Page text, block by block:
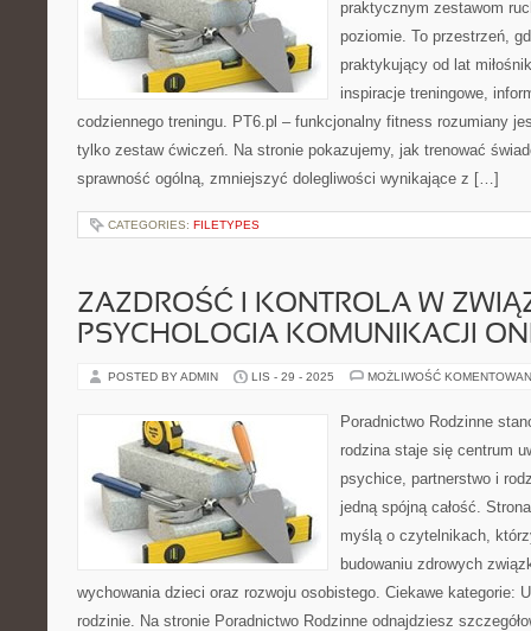
praktycznym zestawom
poziomie. To przestrzeń,
praktykujący od lat
inspiracje treningowe,
codziennego treningu. PT6.pl – funkcjonalny fitness rozumiany
tylko zestaw ćwiczeń. Na stronie pokazujemy, jak trenować
sprawność ogólną, zmniejszyć dolegliwości wynikające z […]
CATEGORIES: FILETYPES
ZAZDROŚĆ I KONTROLA W
PSYCHOLOGIA KOMUNIKACJI
POSTED BY ADMIN LIS - 29 - 2025 MOŻLIWOŚĆ
Poradnictwo Rodzinne
rodzina staje się centrum
psychice, partnerstwo i
jedną spójną całość.
myślą o czytelnikach,
budowaniu zdrowych
wychowania dzieci oraz rozwoju osobistego. Ciekawe kategorie:
rodzinie. Na stronie Poradnictwo Rodzinne odnajdziesz